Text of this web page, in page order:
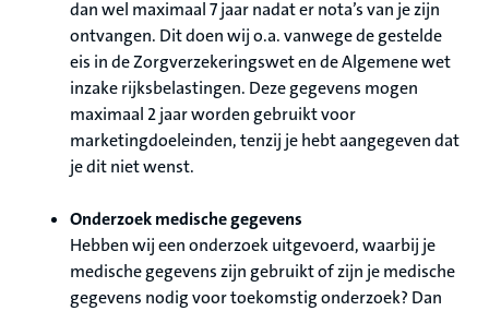
dan wel maximaal 7 jaar nadat er nota’s van je zijn
ontvangen. Dit doen wij o.a. vanwege de gestelde
eis in de Zorgverzekeringswet en de Algemene wet
inzake rijksbelastingen. Deze gegevens mogen
maximaal 2 jaar worden gebruikt voor
marketingdoeleinden, tenzij je hebt aangegeven dat
je dit niet wenst.
Onderzoek medische gegevens
Hebben wij een onderzoek uitgevoerd, waarbij je
medische gegevens zijn gebruikt of zijn je medische
gegevens nodig voor toekomstig onderzoek? Dan